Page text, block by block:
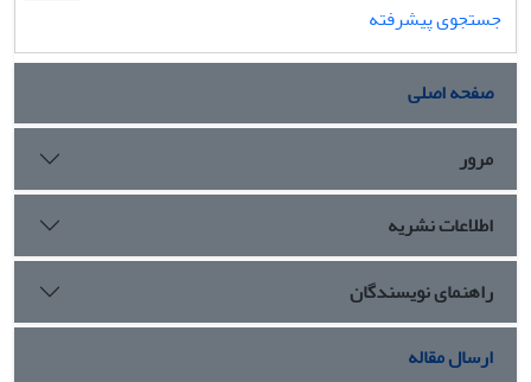
جستجوی پیشرفته
صفحه اصلی
مرور
اطلاعات نشریه
راهنمای نویسندگان
ارسال مقاله